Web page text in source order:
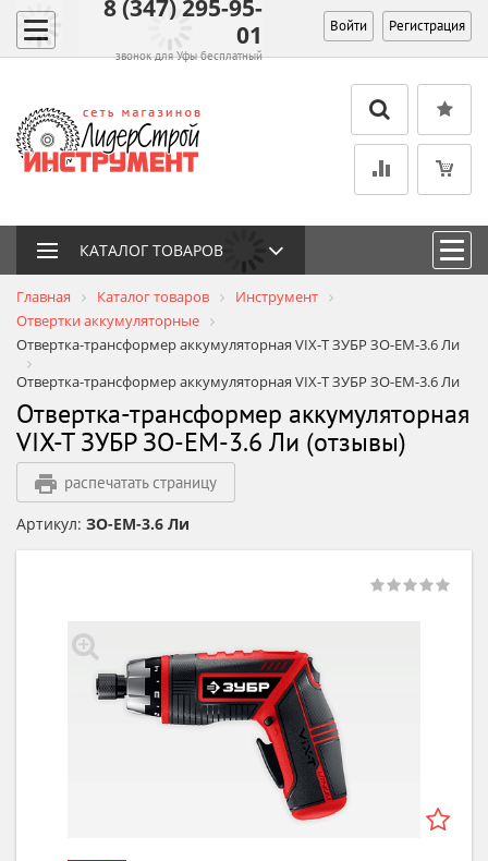
8 (347) 295-95-
01
звонок для Уфы бесплатный
Войти Регистрация
КАТАЛОГ ТОВАРОВ
Главная Каталог товаров
Инструмент
Отвертки аккумуляторные
Отвертка-трансформер аккумуляторная VIX-T ЗУБР ЗО-ЕМ-3.6 Ли
Отвертка-трансформер аккумуляторная VIX-T ЗУБР ЗО-ЕМ-3.6 Ли
Отвертка-трансформер аккумуляторная
VIX-T ЗУБР ЗО-ЕМ-3.6 Ли (отзывы)
распечатать страницу
Артикул: ЗО-ЕМ-3.6 Ли